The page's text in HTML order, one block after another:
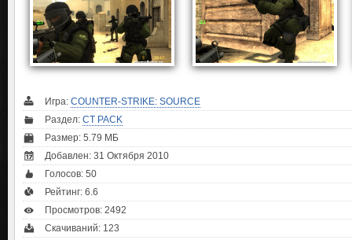
Игра: COUNTER-STRIKE: SOURCE
Раздел: CT PACK
Размер: 5.79 МБ
Добавлен: 31 Октября 2010
Голосов: 50
Рейтинг: 6.6
Просмотров: 2492
Скачиваний: 123